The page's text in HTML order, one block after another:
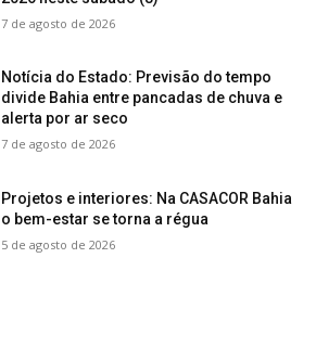
7 de agosto de 2026
Notícia do Estado: Previsão do tempo
divide Bahia entre pancadas de chuva e
alerta por ar seco
7 de agosto de 2026
Projetos e interiores: Na CASACOR Bahia
o bem-estar se torna a régua
5 de agosto de 2026